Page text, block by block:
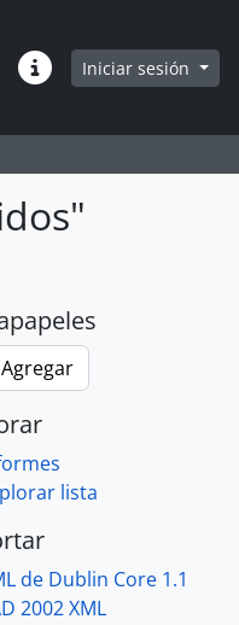
Enlaces rápidos
Iniciar sesión
Agregar
lista
de Dublin Core 1.1
2002 XML